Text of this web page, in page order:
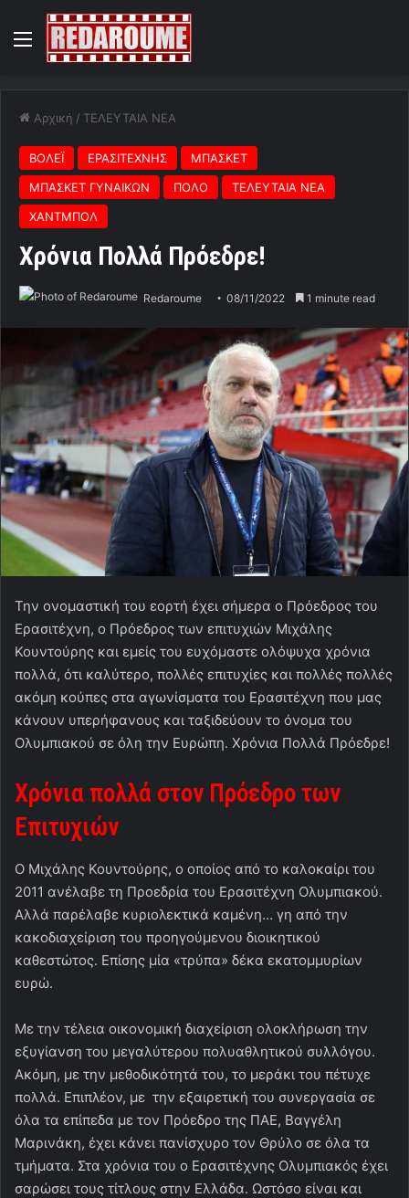
Menu
Αρχική / ΤΕΛΕΥΤΑΙΑ ΝΕΑ
ΒΟΛΕΪ ΕΡΑΣΙΤΕΧΝΗΣ
ΜΠΑΣΚΕΤ
ΜΠΑΣΚΕΤ ΓΥΝΑΙΚΩΝ
ΠΟΛΟ
ΤΕΛΕΥΤΑΙΑ ΝΕΑ
ΧΑΝΤΜΠΟΛ
Χρόνια Πολλά Πρόεδρε!
Redaroume 08/11/2022 1 minute read
Την ονομαστική του εορτή έχει σήμερα ο Πρόεδρος του
Ερασιτέχνη, ο Πρόεδρος των επιτυχιών Μιχάλης
Κουντούρης και εμείς του ευχόμαστε ολόψυχα χρόνια
πολλά, ότι καλύτερο, πολλές επιτυχίες και πολλές πολλές
ακόμη κούπες στα αγωνίσματα του Ερασιτέχνη που μας
κάνουν υπερήφανους και ταξιδεύουν το όνομα του
Ολυμπιακού σε όλη την Ευρώπη. Χρόνια Πολλά Πρόεδρε!
Χρόνια πολλά στον Πρόεδρο των
Επιτυχιών
Ο Μιχάλης Κουντούρης, ο οποίος από το καλοκαίρι του
2011 ανέλαβε τη Προεδρία του Ερασιτέχνη Ολυμπιακού.
Αλλά παρέλαβε κυριολεκτικά καμένη… γη από την
κακοδιαχείριση του προηγούμενου διοικητικού
καθεστώτος. Επίσης μία «τρύπα» δέκα εκατομμυρίων
ευρώ.
Με την τέλεια οικονομική διαχείριση ολοκλήρωση την
εξυγίανση του μεγαλύτερου πολυαθλητικού συλλόγου.
Ακόμη, με την μεθοδικότητά του, το μεράκι του πέτυχε
πολλά. Επιπλέον, με την εξαιρετική του συνεργασία σε
όλα τα επίπεδα με τον Πρόεδρο της ΠΑΕ, Βαγγέλη
Μαρινάκη, έχει κάνει πανίσχυρο τον Θρύλο σε όλα τα
τμήματα. Στα χρόνια του ο Ερασιτέχνης Ολυμπιακός έχει
σαρώσει τους τίτλους στην Ελλάδα. Ωστόσο είναι και